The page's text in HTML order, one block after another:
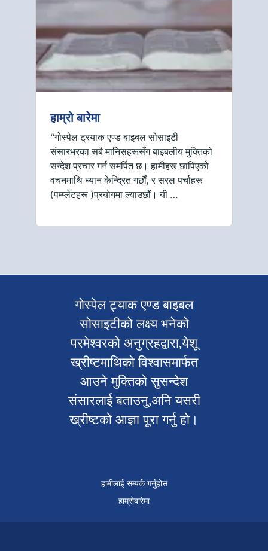
हाम्रो बारेमा
“गोस्पेल ट्रयाक एण्ड बाइबल सोसाइटी
संसारभरका सबै मानिसहरूसँग बाइबलीय मुक्तिको
सन्देश प्रचार गर्न समर्पित छ। हामीहरू छापिएको
वचनमाथि ध्यान केन्द्रित गर्छौं, र सरल पर्चाहरू
(पम्प्लेटहरू )प्रयोगमा ल्याउछौं। यी …
गोस्पेल ट्र्याक एण्ड बाइबल
सोसाइटीको लक्ष्य भनेको
परमेश्वरको अनुग्रहद्वारा,येशू
ख्रीष्टमाथिको विश्वासमार्फत
आउने मुक्तिको सुसन्देश
संसारलाई बताउनु,अनि यसरी
ख्रीष्टको आज्ञा पूरा गर्नु हो।
हामीलाई सम्पर्क गर्नुहोस
हाम्रोबारेमा